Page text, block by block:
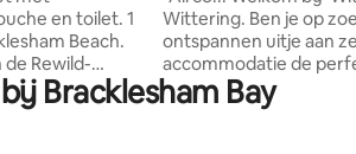
en toilet. 1
Beach.
Rewild-
Wittering. Ben je op
ontspannen uitje aan
accommodatie de
jou. Witsend ligt op
lopen van het prachtige
Bracklesham Bay